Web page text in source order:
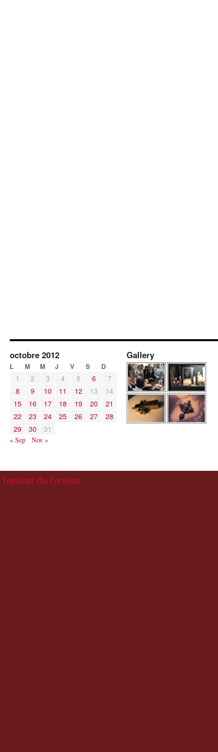
octobre 2012
L M M J V S D
1 2 3 4 5 6
7
8
9 10 11 12 13
14
15
16 17 18 19 20
21
22
23 24 25 26 27
28
29
30 31
« Sep Nov »
Gallery
Institut du Grenat